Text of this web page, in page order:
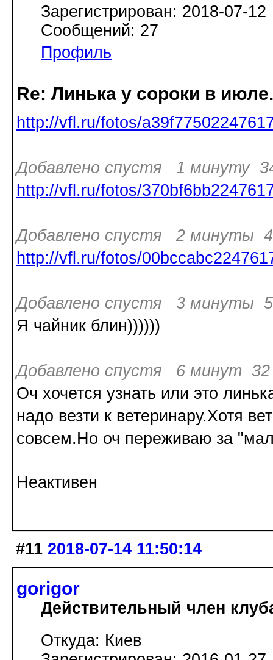
Зарегистрирован: 2018-07-12
Сообщений: 27
Профиль
Re: Линька у сороки в
http://vfl.ru/fotos/
Добавлено спустя 1 минуту
http://vfl.ru/fotos/
Добавлено спустя 2 минуты
http://vfl.ru/fotos/
Добавлено спустя 3 минуты
Я чайник блин))))))
Добавлено спустя 6 минут 32
Оч хочется узнать или это
надо везти к ветеринару.Хотя
совсем.Но оч переживаю за
Неактивен
#11 2018-07-14 11:50:14
gorigor
Действительный член
Откуда: Киев